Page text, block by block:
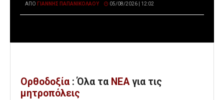
ΑΠΌ ΓΙΆΝΝΗΣ ΠΑΠΑΝΙΚΟΛΆΟΥ 05/08/2026 | 12:02
Ορθοδοξία : Όλα τα ΝΕΑ για τις
μητροπόλεις